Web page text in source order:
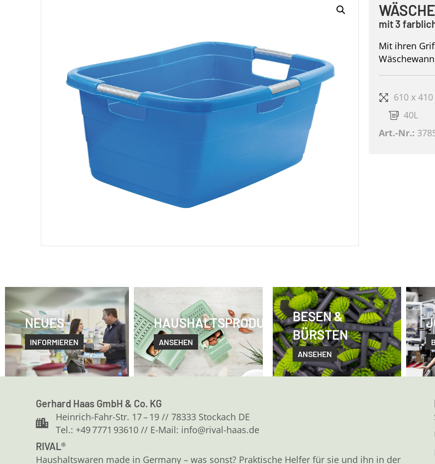
mit 3
Mit ihren
610 x
40L
Art.-Nr.:
NEUES
INFORMIEREN
HAUSHALTSPRODUKTE
ANSEHEN
BESEN &
BÜRSTEN
ANSEHEN
Gerhard Haas GmbH & Co. KG
Heinrich-Fahr-Str. 17 – 19 // 78333 Stockach DE
Tel.: +49 7771 93610 // E-Mail: info@rival-haas.de
RIVAL®
Haushaltswaren made in Germany – was sonst? Praktische Helfer für sie und ihn in der